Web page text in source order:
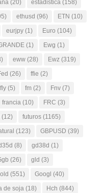
(20) estadistica (158)
ethusd (96) ETN (10)
eurjpy (1) Euro (104)
(1) Ewg (1)
eww (28) Ewz (319)
(26) ffie (2)
fly (5) fm (2) Fnv (7)
francia (10) FRC (3)
(12) futuros (1165)
(123) GBPUSD (39)
(8) gd38d (1)
(26) gld (3)
(551) Googl (40)
de soja (18) Hch (844)